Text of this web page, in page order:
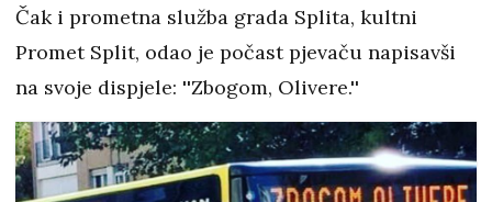
Čak i prometna služba grada Splita, kultni
Promet Split, odao je počast pjevaču napisavši
na svoje dispjele: ''Zbogom, Olivere.''